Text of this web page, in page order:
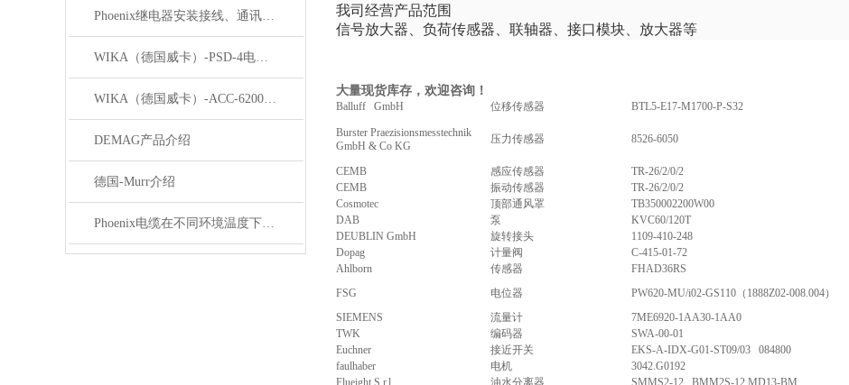
Phoenix继电器安装接线、通讯集成与故障诊断指南
WIKA（德国威卡）-PSD-4电子压力开关
WIKA（德国威卡）-ACC-6200系列压力变送器简介
DEMAG产品介绍
德国-Murr介绍
Phoenix电缆在不同环境温度下的性能表现如何？
我司经营产品范围
信号放大器、负荷传感器、联轴器、接口模块、放大器等
大量现货库存，欢迎咨询！
Balluff GmbH 位移传感器 BTL5-E17-M1700-P-S32
Burster Praezisionsmesstechnik
GmbH & Co KG
压力传感器 8526-6050
CEMB 感应传感器
TR-26/2/0/2
CEMB
振动传感器
TR-26/2/0/2
Cosmotec
顶部通风罩
TB350002200W00
DAB
泵
KVC60/120T
DEUBLIN GmbH
旋转接头
1109-410-248
Dopag
计量阀
C-415-01-72
Ahlborn
传感器
FHAD36RS
FSG
电位器
PW620-MU/i02-GS110（1888Z02-008.004）
SIEMENS
流量计
7ME6920-1AA30-1AA0
TWK
编码器
SWA-00-01
Euchner
接近开关
EKS-A-IDX-G01-ST09/03 084800
faulhaber
电机
3042.G0192
Flueight S.r.l
油水分离器
SMMS2-12 BMM2S-12 MD13-BM